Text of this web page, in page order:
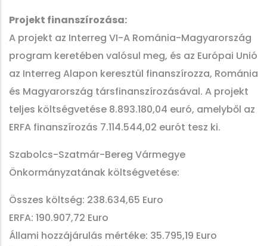
Projekt finanszírozása:
A projekt az Interreg VI-A Románia-Magyarország
program keretében valósul meg, és az Európai Unió
az Interreg Alapon keresztül finanszírozza, Románia
és Magyarország társfinanszírozásával. A projekt
teljes költségvetése 8.893.180,04 euró, amelyből az
ERFA finanszírozás 7.114.544,02 eurót tesz ki.
Szabolcs-Szatmár-Bereg Vármegye
Önkormányzatának költségvetése:
Összes költség: 238.634,65 Euro
ERFA: 190.907,72 Euro
Állami hozzájárulás mértéke: 35.795,19 Euro